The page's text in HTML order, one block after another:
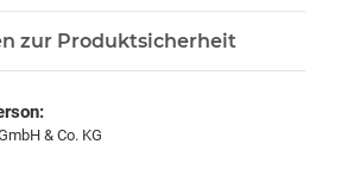
zur Produktsicherheit
& Co. KG